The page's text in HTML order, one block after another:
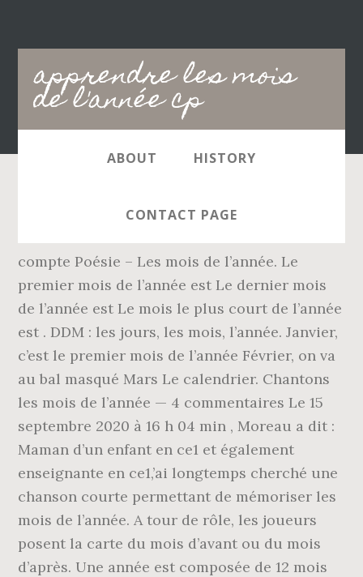
apprendre les mois
de l'année cp
Main
navigation
ABOUT HISTORY
CONTACT PAGE
Merci d'avance et bravo pour ces supers jeux
compte Poésie – Les mois de l’année. Le
premier mois de l’année est Le dernier mois
de l’année est Le mois le plus court de l’année
est . DDM : les jours, les mois, l’année. Janvier,
c’est le premier mois de l’année Février, on va
au bal masqué Mars Le calendrier. Chantons
les mois de l’année — 4 commentaires Le 15
septembre 2020 à 16 h 04 min , Moreau a dit :
Maman d’un enfant en ce1 et également
enseignante en ce1,’ai longtemps cherché une
chanson courte permettant de mémoriser les
mois de l’année. A tour de rôle, les joueurs
posent la carte du mois d’avant ou du mois
d’après. Une année est composée de 12 mois